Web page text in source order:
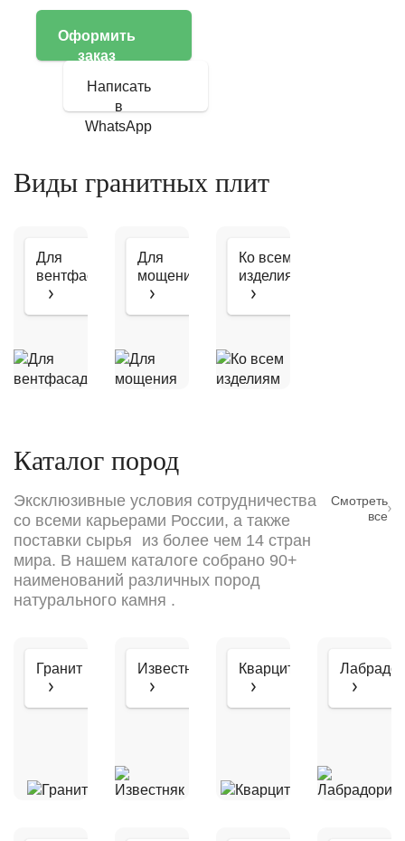
Оформить
заказ
Написать
в
WhatsApp
Виды гранитных плит
Для
вентфасадов
Для
мощения
Ко всем
изделиям
Каталог пород
Эксклюзивные условия сотрудничества
со всеми карьерами России, а также
поставки сырья из более чем 14 стран
мира. В нашем каталоге собрано 90+
наименований различных пород
натурального камня .
Смотреть
все
Гранит Известняк Кварцит